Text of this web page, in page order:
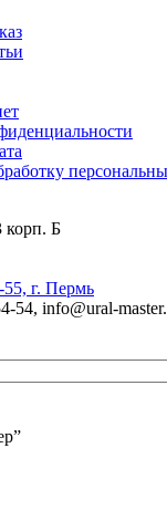
корп. Б
г. Пермь
54, info@ural-